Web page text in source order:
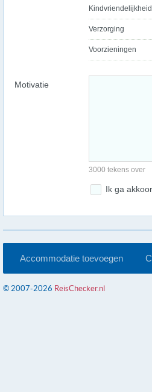
Kindvriendelijkheid
Verzorging
Voorzieningen
Motivatie
3000 tekens over
Ik ga
Accommodatie toevoegen
© 2007-2026 ReisChecker.nl